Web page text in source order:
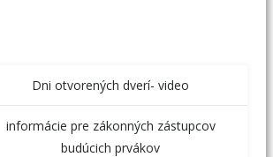
Dni otvorených dverí- video
informácie pre zákonných zástupcov
budúcich prvákov